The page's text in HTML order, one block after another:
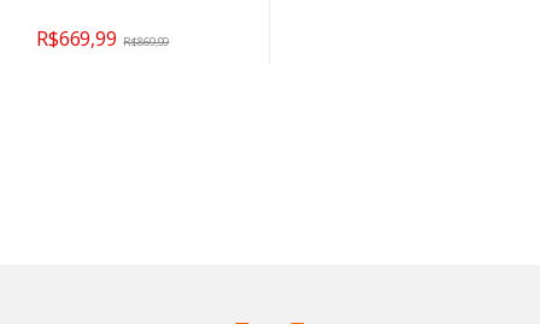
R$669,99 R$869,99